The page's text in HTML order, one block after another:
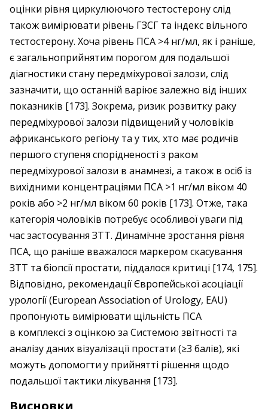
оцінки рівня циркулюючого тестостерону слід
також вимірювати рівень ГЗСГ та індекс вільного
тестостерону. Хоча рівень ПСА >4 нг/мл, як і раніше,
є загальноприйнятим порогом для подальшої
діагностики стану передміхурової залози, слід
зазначити, що останній варіює залежно від інших
показників [173]. Зокрема, ризик розвитку раку
передміхурової залози підвищений у чоловіків
африканського регіону та у тих, хто має родичів
першого ступеня спорідненості з раком
передміхурової залози в анамнезі, а також в осіб із
вихідними концентраціями ПСА >1 нг/мл віком 40
років або >2 нг/мл віком 60 років [173]. Отже, така
категорія чоловіків потребує особливої уваги під
час застосування ЗТТ. Динамічне зростання рівня
ПСА, що раніше вважалося маркером скасування
ЗТТ та біопсії простати, піддалося критиці [174, 175].
Відповідно, рекомендації Європейської асоціації
урології (European Association of Urology, EAU)
пропонують вимірювати щільність ПСА
в комплексі з оцінкою за Системою звітності та
аналізу даних візуалізації простати (≥3 балів), які
можуть допомогти у прийнятті рішення щодо
подальшої тактики лікування [173].
Висновки